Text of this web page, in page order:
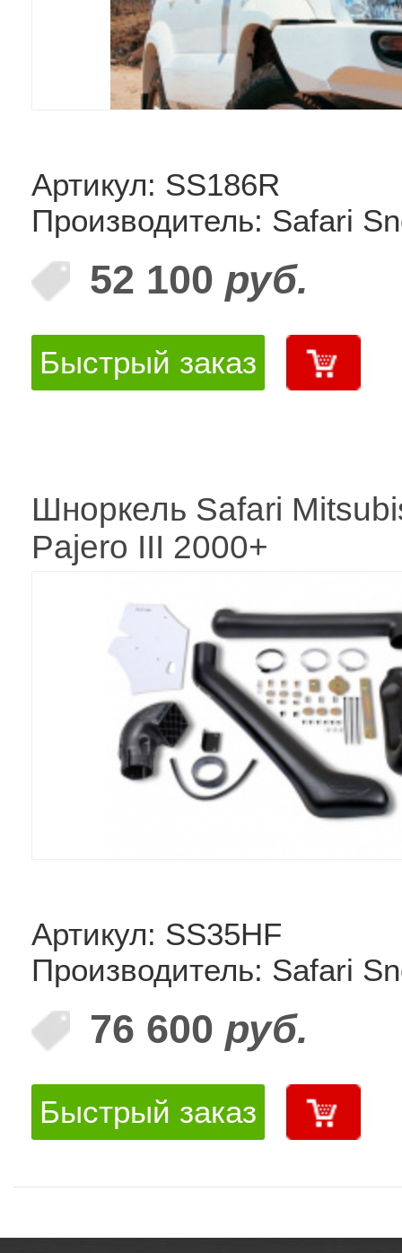
Артикул: SS186R
Производитель: Safari
52 100 руб.
Быстрый заказ
Шноркель Safari
Pajero III 2000+
Артикул: SS35HF
Производитель: Safari
76 600 руб.
Быстрый заказ